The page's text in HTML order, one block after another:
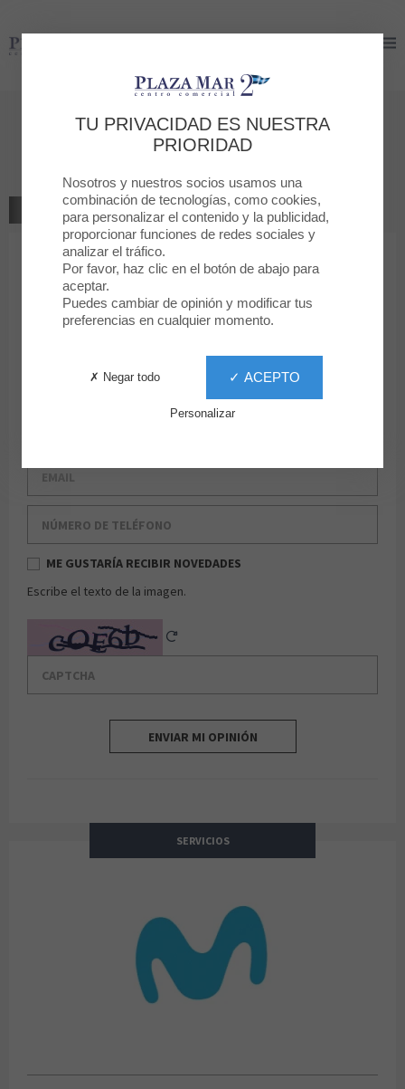
Plaza Mar 2
Déjanos tu opinión
VOLVER A LA TIENDA
Tu clasificación 5
4
3
2
Mensaje
Email
ME GUSTARÍA RECIBIR NOVEDADES
Escribe el texto de la imagen.
ENVIAR MI OPINIÓN
SERVICIOS
TU PRIVACIDAD ES NUESTRA
PRIORIDAD
Nosotros y nuestros socios usamos una
combinación de tecnologías, como cookies,
para personalizar el contenido y la publicidad,
proporcionar funciones de redes sociales y
analizar el tráfico.
Por favor, haz clic en el botón de abajo para
aceptar.
Puedes cambiar de opinión y modificar tus
preferencias en cualquier momento.
✓ ACEPTO
✗ Negar todo
Personalizar